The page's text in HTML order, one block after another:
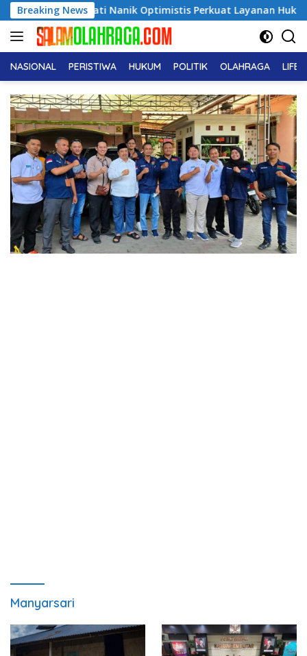
Langsung
ke
konten
Breaking News
Bupati Nanik Optimistis Perkuat Layanan Hukum
NASIONAL PERISTIWA HUKUM POLITIK OLAHRAGA
Manyarsari